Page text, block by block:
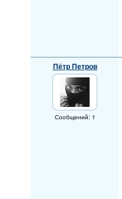
Пётр Петров
Сообщений: 1